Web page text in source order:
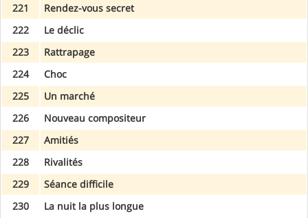
221
Rendez-vous secret
222
Le déclic
223
Rattrapage
224
Choc
225
Un marché
226
Nouveau compositeur
227
Amitiés
228
Rivalités
229
Séance difficile
230
La nuit la plus longue